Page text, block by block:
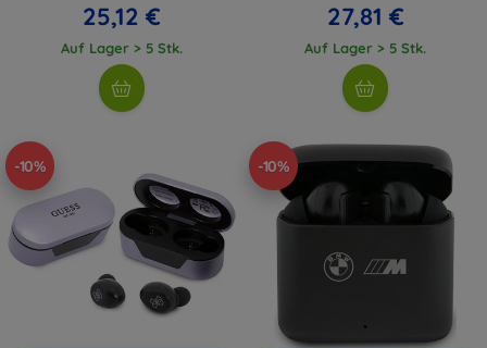
25,12 €
Auf Lager > 5 Stk.
27,81 €
Auf Lager > 5 Stk.
-10% -10%